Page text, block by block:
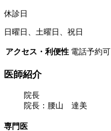
休診日
日曜日、土曜日、祝日
アクセス・利便性 電話予約可
医師紹介
院長
院長：腰山 達美
専門医